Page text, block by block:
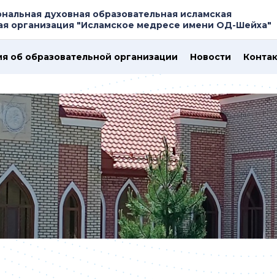
духовная образовательная исламская
организация "Исламское медресе имени ОД-Шейха"
об образовательной организации Новости